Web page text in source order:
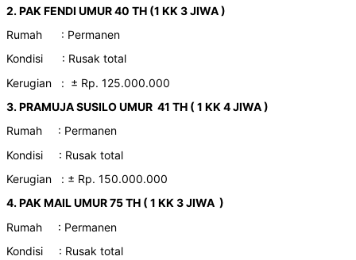
2. PAK FENDI UMUR 40 TH (1 KK 3 JIWA )
Rumah : Permanen
Kondisi : Rusak total
Kerugian : ± Rp. 125.000.000
3. PRAMUJA SUSILO UMUR 41 TH ( 1 KK 4 JIWA )
Rumah : Permanen
Kondisi : Rusak total
Kerugian : ± Rp. 150.000.000
4. PAK MAIL UMUR 75 TH ( 1 KK 3 JIWA )
Rumah : Permanen
Kondisi : Rusak total